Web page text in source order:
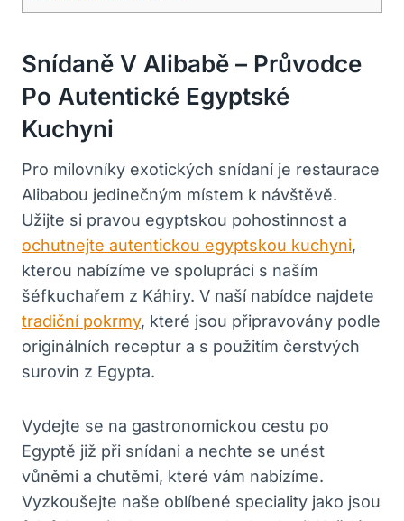
Snídaně V Alibabě – Průvodce
Po Autentické Egyptské
Kuchyni
Pro milovníky exotických snídaní je restaurace
Alibabou jedinečným místem k návštěvě.
Užijte si pravou egyptskou pohostinnost a
ochutnejte autentickou egyptskou kuchyni,
kterou nabízíme ve spolupráci s naším
šéfkuchařem z Káhiry. V naší nabídce najdete
tradiční pokrmy, které jsou připravovány podle
originálních receptur a s použitím čerstvých
surovin z Egypta.
Vydejte se na gastronomickou cestu po
Egyptě již při snídani a nechte se unést
vůněmi a chutěmi, které vám nabízíme.
Vyzkoušejte naše oblíbené speciality jako jsou